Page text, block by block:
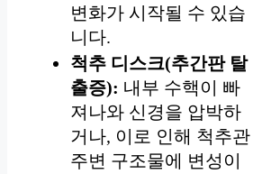
변화가 시작될 수 있습
니다.
척추 디스크(추간판 탈
출증): 내부 수핵이 빠
져나와 신경을 압박하
거나, 이로 인해 척추관
주변 구조물에 변성이